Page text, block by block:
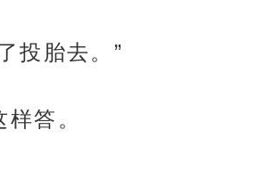
投胎去。”
答。